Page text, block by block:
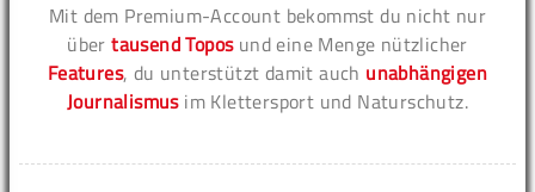
Mit dem Premium-Account bekommst du nicht nur
übertausend Toposund eine Menge nützlicher
Features, du unterstützt damit auch unabhängigen
Journalismusim Klettersport und Naturschutz.